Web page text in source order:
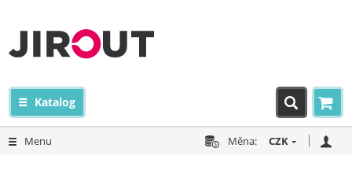
Katalog
Menu Měna: CZK